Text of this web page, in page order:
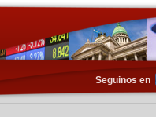
Seguinos en